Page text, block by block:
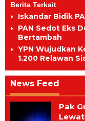
Berita Terkait
Iskandar Bidik
PAN Sedot Eks
Bertambah
YPN Wujudkan
1.200 Relawan
News Feed
Harian
Rakyat
Pak